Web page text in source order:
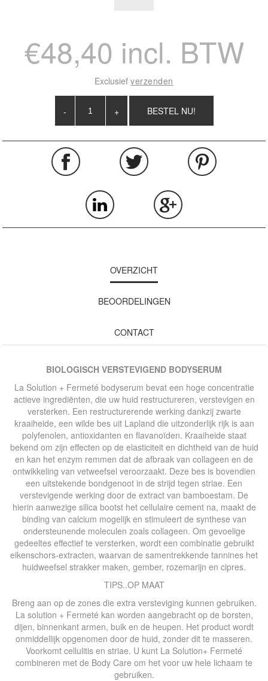
€48,40 incl. BTW
Exclusiefverzenden
- +
OVERZICHT
BEOORDELINGEN
CONTACT
BIOLOGISCH VERSTEVIGEND BODYSERUM
La Solution + Fermeté bodyserum bevat een hoge concentratie
actieve ingrediënten, die uw huid restructureren, verstevigen en
versterken. Een restructurerende werking dankzij zwarte
kraaiheide, een wilde bes uit Lapland die uitzonderlijk rijk is aan
polyfenolen, antioxidanten en flavanoïden. Kraaiheide staat
bekend om zijn effecten op de elasticiteit en dichtheid van de huid
en kan het enzym remmen dat de afbraak van collageen en de
ontwikkeling van vetweefsel veroorzaakt. Deze bes is bovendien
een uitstekende bondgenoot in de strijd tegen striae. Een
verstevigende werking door de extract van bamboestam. De
hierin aanwezige silica bootst het cellulaire cement na, maakt de
binding van calcium mogelijk en stimuleert de synthese van
ondersteunende moleculen zoals collageen. Om gevoelige
gedeeltes effectief te versterken, wordt een combinatie gebruikt
eikenschors-extracten, waarvan de samentrekkende tannines het
huidweefsel strakker maken, gember, rozemarijn en cipres.
TIPS..OP MAAT
Breng aan op de zones die extra versteviging kunnen gebruiken.
La solution + Fermeté kan worden aangebracht op de borsten,
dijen, binnenkant armen, buik en de heupen. Het product wordt
onmiddellijk opgenomen door de huid, zonder dit te masseren.
Voorkomt cellulitis en striae. U kunt La Solution+ Fermeté
combineren met de Body Care om het voor uw hele lichaam te
gebruiken.